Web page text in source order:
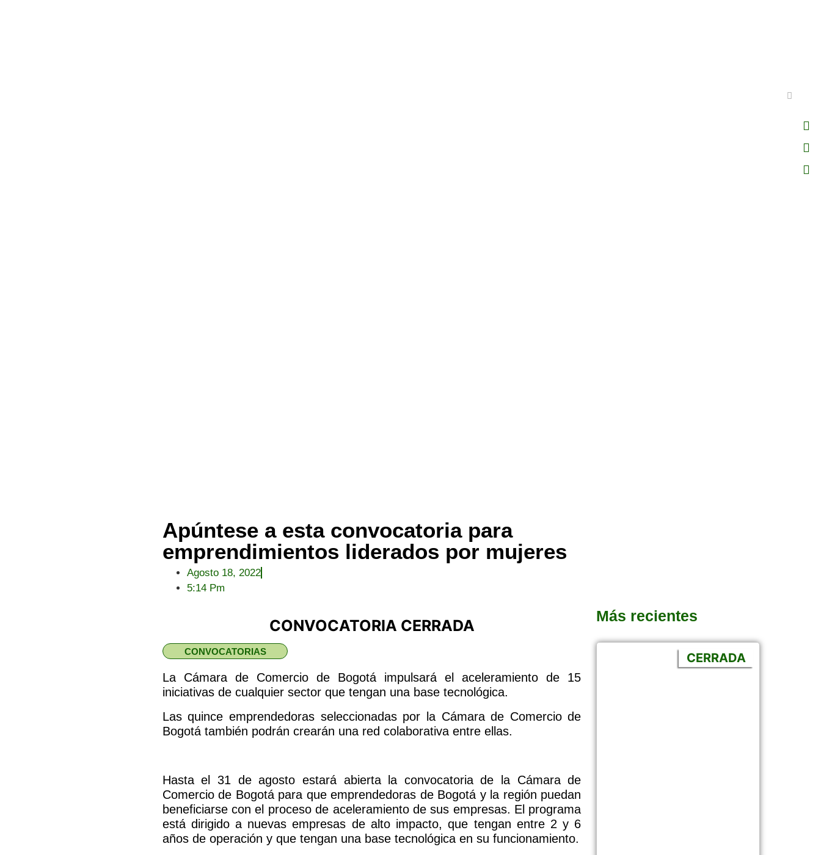
Apúntese a esta convocatoria para
emprendimientos liderados por mujeres
Agosto 18, 2022
5:14 Pm
CONVOCATORIA CERRADA
CONVOCATORIAS
La Cámara de Comercio de Bogotá impulsará el aceleramiento de 15
iniciativas de cualquier sector que tengan una base tecnológica.
Las quince emprendedoras seleccionadas por la Cámara de Comercio de
Bogotá también podrán crearán una red colaborativa entre ellas.
Hasta el 31 de agosto estará abierta la convocatoria de la Cámara de
Comercio de Bogotá para que emprendedoras de Bogotá y la región puedan
beneficiarse con el proceso de aceleramiento de sus empresas. El programa
está dirigido a nuevas empresas de alto impacto, que tengan entre 2 y 6
años de operación y que tengan una base tecnológica en su funcionamiento.
Más recientes
CERRADA